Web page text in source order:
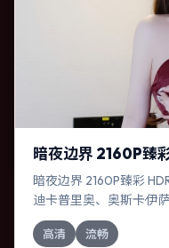
暗夜边界 2160P臻
暗夜边界 2160P臻彩
迪卡普里奥、奥斯卡·伊
绎。本片为喜剧类型，
行动在暴雨夜失控，信
高清 流畅